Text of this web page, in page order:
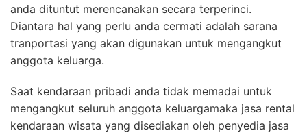
anda dituntut merencanakan secara terperinci.
Diantara hal yang perlu anda cermati adalah sarana
tranportasi yang akan digunakan untuk mengangkut
anggota keluarga.
Saat kendaraan pribadi anda tidak memadai untuk
mengangkut seluruh anggota keluargamaka jasa rental
kendaraan wisata yang disediakan oleh penyedia jasa